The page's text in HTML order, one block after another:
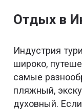
Отдых в
Индустрия
широко,
самые
пляжный,
духовный.